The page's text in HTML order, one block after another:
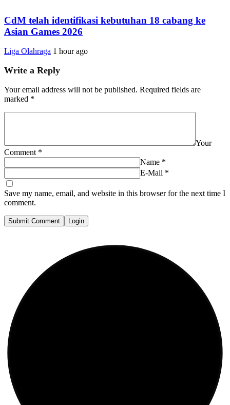
CdM telah identifikasi kebutuhan 18 cabang ke
Asian Games 2026
Liga Olahraga 1 hour ago
Write a Reply
Your email address will not be published. Required fields are
marked *
Your
Comment*
Name *
E-Mail *
Save my name, email, and website in this browser for the next time I
comment.
Submit Comment Login